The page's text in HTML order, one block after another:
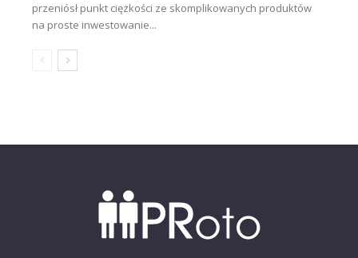
przeniósł punkt ciężkości ze skomplikowanych produktów
na proste inwestowanie...